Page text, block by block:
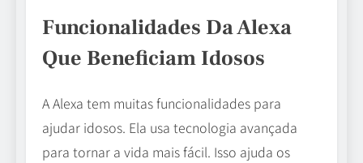
Funcionalidades Da Alexa
Que Beneficiam Idosos
A Alexa tem muitas funcionalidades para
ajudar idosos. Ela usa tecnologia avançada
para tornar a vida mais fácil. Isso ajuda os